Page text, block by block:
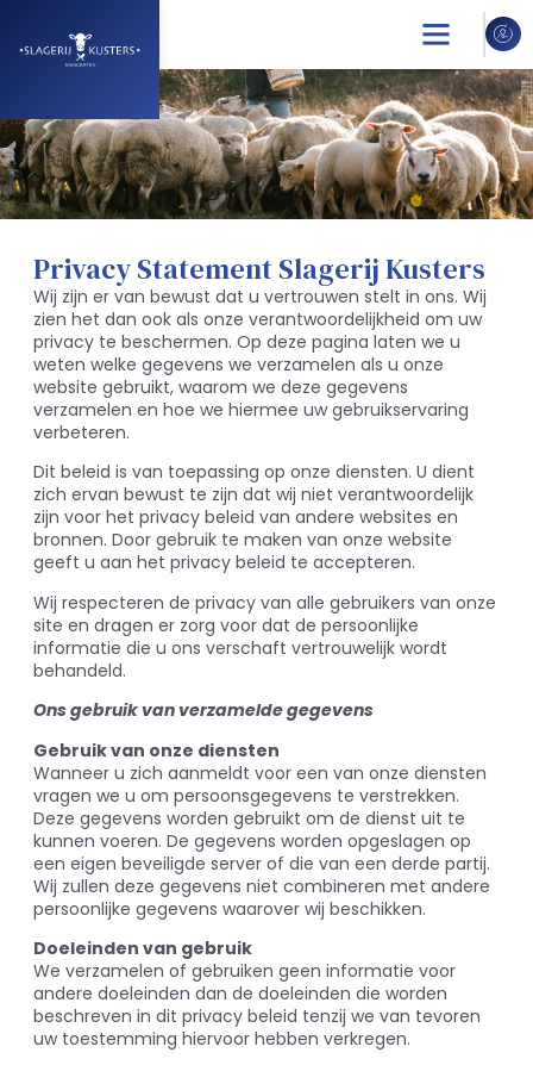
Privacy Statement Slagerij Kusters
Wij zijn er van bewust dat u vertrouwen stelt in ons. Wij
zien het dan ook als onze verantwoordelijkheid om uw
privacy te beschermen. Op deze pagina laten we u
weten welke gegevens we verzamelen als u onze
website gebruikt, waarom we deze gegevens
verzamelen en hoe we hiermee uw gebruikservaring
verbeteren.
Dit beleid is van toepassing op onze diensten. U dient
zich ervan bewust te zijn dat wij niet verantwoordelijk
zijn voor het privacy beleid van andere websites en
bronnen. Door gebruik te maken van onze website
geeft u aan het privacy beleid te accepteren.
Wij respecteren de privacy van alle gebruikers van onze
site en dragen er zorg voor dat de persoonlijke
informatie die u ons verschaft vertrouwelijk wordt
behandeld.
Ons gebruik van verzamelde gegevens
Gebruik van onze diensten
Wanneer u zich aanmeldt voor een van onze diensten
vragen we u om persoonsgegevens te verstrekken.
Deze gegevens worden gebruikt om de dienst uit te
kunnen voeren. De gegevens worden opgeslagen op
een eigen beveiligde server of die van een derde partij.
Wij zullen deze gegevens niet combineren met andere
persoonlijke gegevens waarover wij beschikken.
Doeleinden van gebruik
We verzamelen of gebruiken geen informatie voor
andere doeleinden dan de doeleinden die worden
beschreven in dit privacy beleid tenzij we van tevoren
uw toestemming hiervoor hebben verkregen.